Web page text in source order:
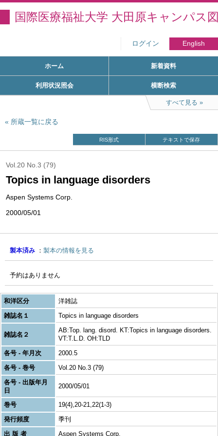
国際医療福祉大学 大田原キャンパス
ログイン English
ホーム 新着資料
利用状況照会 横断検索
すべて見る
所蔵一覧に戻る
RIS形式 テキストで保存
Vol.20 No.3 (79)
Topics in language disorders
Aspen Systems Corp.
2000/05/01
製本済み 製本の情報を見る
予約はありません
和洋区分
洋雑誌
雑誌名１
Topics in language disorders
雑誌名２
AB:Top. lang. disord. KT:Topics in language disorders.
VT:T.L.D. OH:TLD
各号 - 年月次
2000.5
各号 - 巻号
Vol.20 No.3 (79)
各号 - 出版年月
日
2000/05/01
巻号
19(4),20-21,22(1-3)
発行頻度
季刊
出 版 者
Aspen Systems Corp.